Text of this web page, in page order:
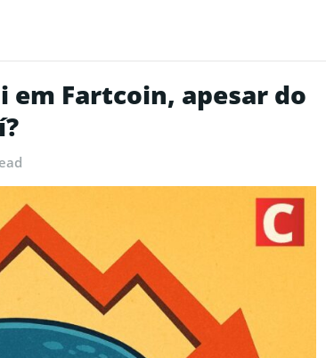
em Fartcoin, apesar do